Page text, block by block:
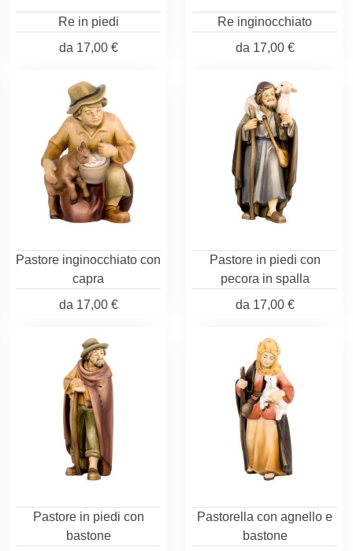
Re in piedi
da 17,00 €
Re inginocchiato
da 17,00 €
Pastore inginocchiato con
capra
da 17,00 €
Pastore in piedi con
pecora in spalla
da 17,00 €
Pastore in piedi con
bastone
Pastorella con agnello e
bastone